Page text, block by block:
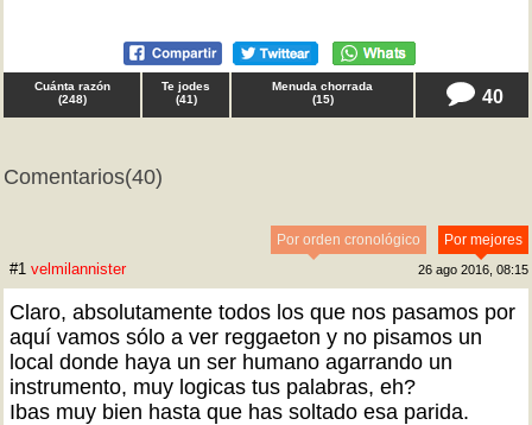
Cuánta razón
(248)
Te jodes
(41)
Menuda chorrada
(15) 40
Comentarios(40)
Por mejores
Por orden cronológico
#1 velmilannister 26 ago 2016, 08:15
Claro, absolutamente todos los que nos pasamos por
aquí vamos sólo a ver reggaeton y no pisamos un
local donde haya un ser humano agarrando un
instrumento, muy logicas tus palabras, eh?
Ibas muy bien hasta que has soltado esa parida.